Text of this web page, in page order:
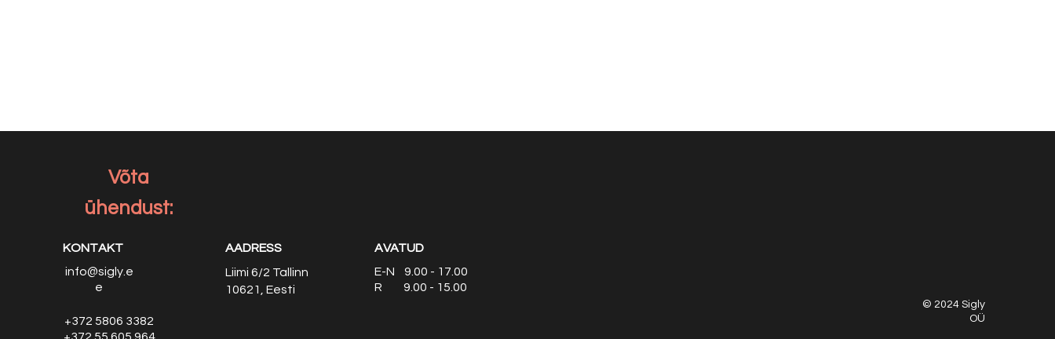
Võta
ühendust:
KONTAKT
info@sigly.e
e
+372 5806 3382
AADRESS
Liimi 6/2 Tallinn
10621, Eesti
AVATUD
E-N 9.00 - 17.00
R 9.00 - 15.00
© 2024 Sigly
OÜ